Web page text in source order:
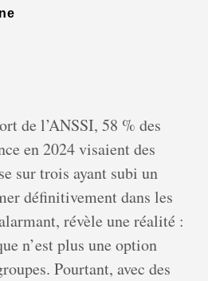
de l’ANSSI, 58 % des
en 2024 visaient des
sur trois ayant subi un
définitivement dans les
révèle une réalité :
n’est plus une option
Pourtant, avec des